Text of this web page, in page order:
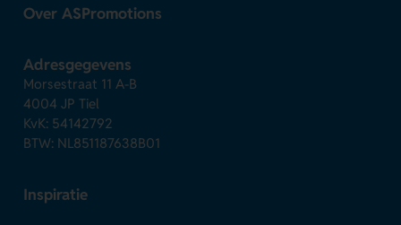
Over ASPromotions
Adresgegevens
Morsestraat 11 A-B
4004 JP Tiel
KvK: 54142792
BTW: NL851187638B01
Inspiratie